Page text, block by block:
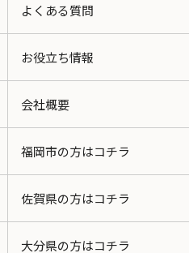
よくある質問
お役立ち情報
会社概要
福岡市の方はコチラ
佐賀県の方はコチラ
大分県の方はコチラ